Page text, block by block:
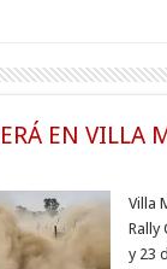
EN VILLA
Villa
Rally
y 23